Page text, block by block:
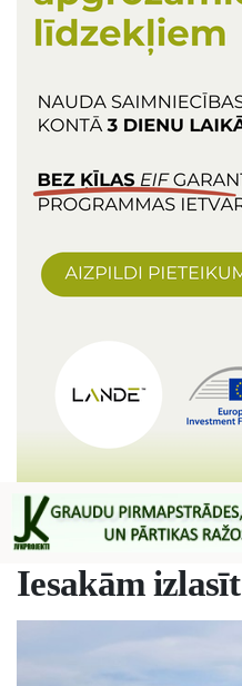
Iesakām izlasīt